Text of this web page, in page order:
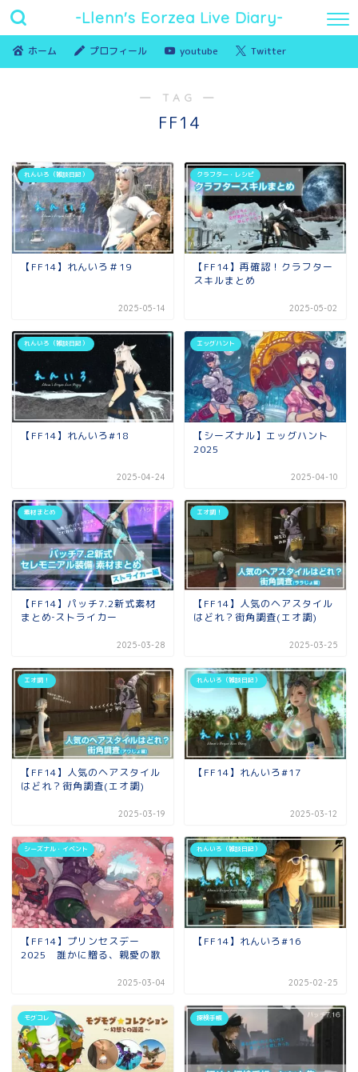
-Llenn's Eorzea Live Diary-
ホーム プロフィール youtube Twitter
― TAG ―
FF14
れんいろ（雑談日記）
【FF14】れんいろ＃19
2025-05-14
クラフター・レシピ
【FF14】再確認！クラフター
スキルまとめ
2025-05-02
れんいろ（雑談日記）
【FF14】れんいろ#18
2025-04-24
エッグハント
【シーズナル】エッグハント
2025
2025-04-10
素材まとめ
【FF14】パッチ7.2新式素材
まとめ‐ストライカー
2025-03-28
エオ調！
【FF14】人気のヘアスタイル
はどれ？街角調査(エオ調)
2025-03-25
エオ調！
【FF14】人気のヘアスタイル
はどれ？街角調査(エオ調)
2025-03-19
れんいろ（雑談日記）
【FF14】れんいろ#17
2025-03-12
シーズナル・イベント
【FF14】プリンセスデー
2025 誰かに贈る、親愛の歌
2025-03-04
れんいろ（雑談日記）
【FF14】れんいろ#16
2025-02-25
モグコレ 探検手帳